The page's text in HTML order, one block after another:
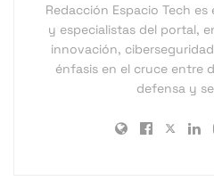
Redacción Espacio Tech
y especialistas del portal,
innovación,
énfasis en el cruce entre
defensa y